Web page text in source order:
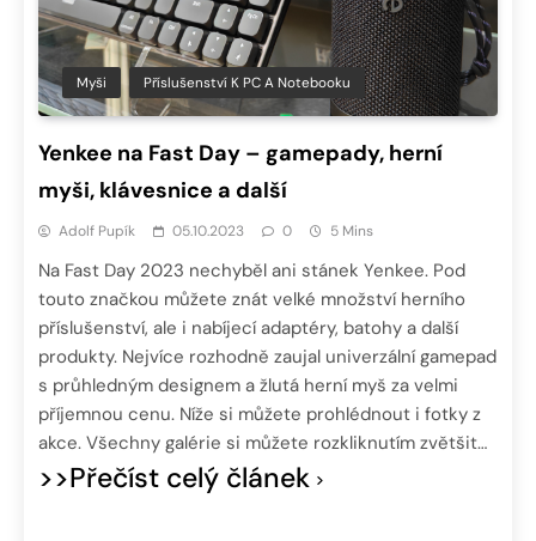
Myši Příslušenství K PC A Notebooku
Yenkee na Fast Day – gamepady, herní
myši, klávesnice a další
Adolf Pupík 05.10.2023 0 5 Mins
Na Fast Day 2023 nechyběl ani stánek Yenkee. Pod
touto značkou můžete znát velké množství herního
příslušenství, ale i nabíjecí adaptéry, batohy a další
produkty. Nejvíce rozhodně zaujal univerzální gamepad
s průhledným designem a žlutá herní myš za velmi
příjemnou cenu. Níže si můžete prohlédnout i fotky z
akce. Všechny galérie si můžete rozkliknutím zvětšit…
>>Přečíst celý článek